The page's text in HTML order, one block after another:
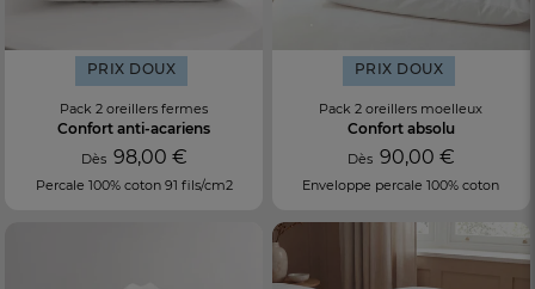
PRIX DOUX
Pack 2 oreillers fermes
Confort anti-acariens
Dès 98,00 €
Percale 100% coton 91 fils/cm2
PRIX DOUX
Pack 2 oreillers moelleux
Confort absolu
Dès 90,00 €
Enveloppe percale 100% coton